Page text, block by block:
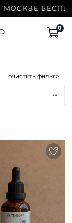
0
очистить фильтр